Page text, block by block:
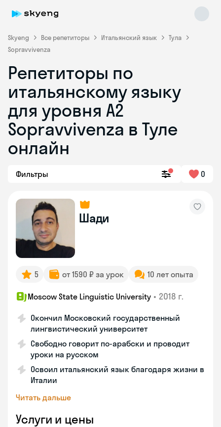
Skyeng Все репетиторы Итальянский язык
Тула
Sopravvivenza
Репетиторы по
итальянскому языку
для уровня A2
Sopravvivenza в Туле
онлайн
Фильтры 0
Шади
5 от 1590 ₽ за урок 10 лет опыта
Moscow State Linguistic University • 2018 г.
Окончил Московский государственный
лингвистический университет
Свободно говорит по-арабски и проводит
уроки на русском
Освоил итальянский язык благодаря жизни в
Италии
Читать дальше
Услуги и цены
Skyeng Chat